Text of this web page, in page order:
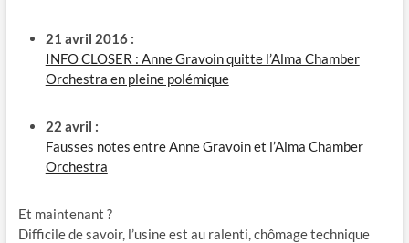
21 avril 2016 :
INFO CLOSER : Anne Gravoin quitte l’Alma Chamber
Orchestra en pleine polémique
22 avril :
Fausses notes entre Anne Gravoin et l’Alma Chamber
Orchestra
Et maintenant ?
Difficile de savoir, l’usine est au ralenti, chômage technique